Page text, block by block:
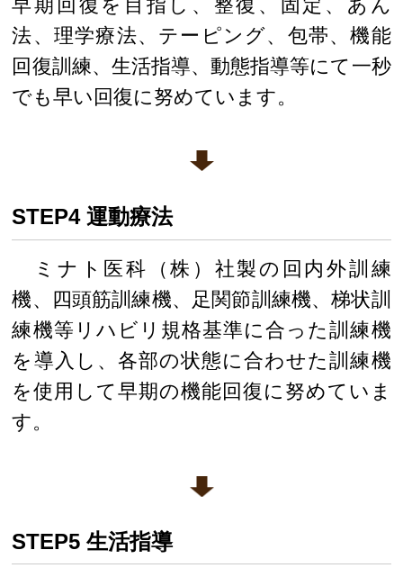
早期回復を目指し、整復、固定、あん
法、理学療法、テーピング、包帯、機能
回復訓練、生活指導、動態指導等にて一秒
でも早い回復に努めています。
STEP4 運動療法
ミナト医科（株）社製の回内外訓練
機、四頭筋訓練機、足関節訓練機、梯状訓
練機等リハビリ規格基準に合った訓練機
を導入し、各部の状態に合わせた訓練機
を使用して早期の機能回復に努めていま
す。
STEP5 生活指導